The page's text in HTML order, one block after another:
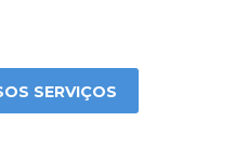
SERVIÇOS